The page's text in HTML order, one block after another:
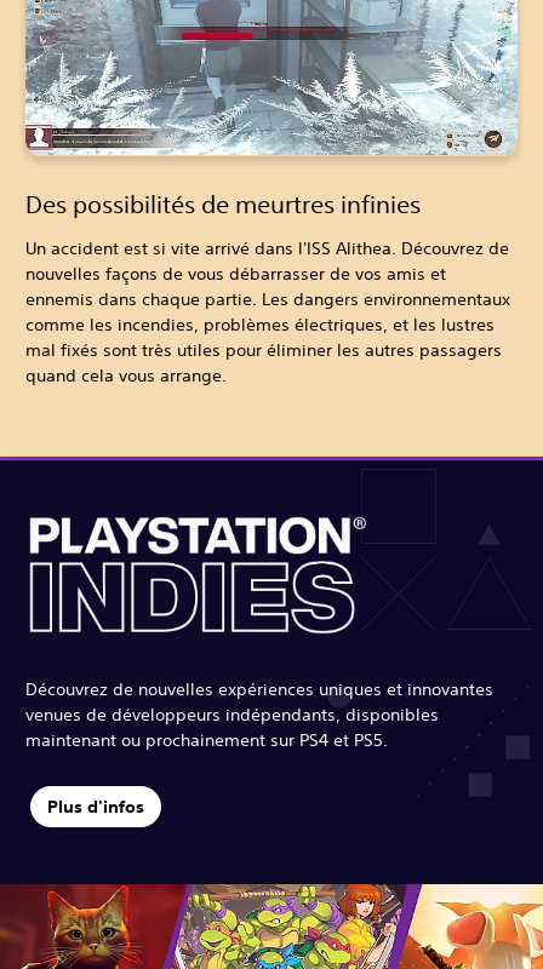
Des possibilités de meurtres infinies
Un accident est si vite arrivé dans l'ISS Alithea. Découvrez de
nouvelles façons de vous débarrasser de vos amis et
ennemis dans chaque partie. Les dangers environnementaux
comme les incendies, problèmes électriques, et les lustres
mal fixés sont très utiles pour éliminer les autres passagers
quand cela vous arrange.
Découvrez de nouvelles expériences uniques et innovantes
venues de développeurs indépendants, disponibles
maintenant ou prochainement sur PS4 et PS5.
Plus d'infos